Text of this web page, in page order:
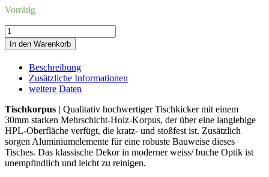
Vorrätig
Kicker
STELLA
CHAMPIONOUT
TAUPE-
BUCHE-
GRÜN
Menge
In den Warenkorb
Beschreibung
Zusätzliche Informationen
weitere Daten
Tischkorpus | Qualitativ hochwertiger Tischkicker mit einem
30mm starken Mehrschicht-Holz-Korpus, der über eine langlebige
HPL-Oberfläche verfügt, die kratz- und stoßfest ist. Zusätzlich
sorgen Aluminiumelemente für eine robuste Bauweise dieses
Tisches. Das klassische Dekor in moderner weiss/ buche Optik ist
unempfindlich und leicht zu reinigen.